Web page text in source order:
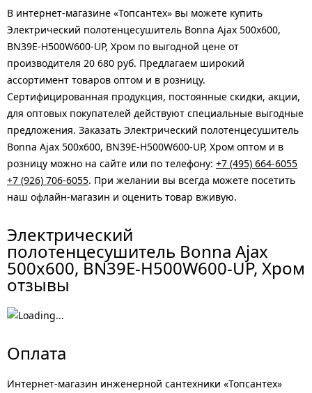
В интернет-магазине «Топсантех» вы можете купить
Электрический полотенцесушитель Bonna Ajax 500x600,
BN39E-H500W600-UP, Хром по выгодной цене от
производителя 20 680 руб. Предлагаем широкий
ассортимент товаров оптом и в розницу.
Сертифицированная продукция, постоянные скидки, акции,
для оптовых покупателей действуют специальные выгодные
предложения. Заказать Электрический полотенцесушитель
Bonna Ajax 500x600, BN39E-H500W600-UP, Хром оптом и в
розницу можно на сайте или по телефону: +7 (495) 664-6055
+7 (926) 706-6055. При желании вы всегда можете посетить
наш офлайн-магазин и оценить товар вживую.
Электрический
полотенцесушитель Bonna Ajax
500x600, BN39E-H500W600-UP, Хром
отзывы
Оплата
Интернет-магазин инженерной сантехники «Топсантех»